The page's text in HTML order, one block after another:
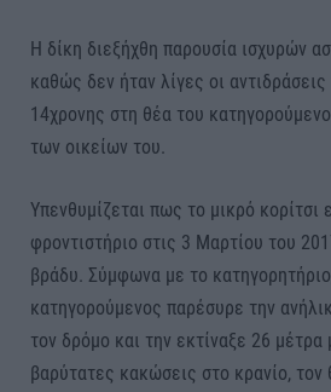
Η δίκη διεξήχθη παρουσία ισχυρών
καθώς δεν ήταν λίγες οι
14χρονης στη θέα του
των οικείων του.
Υπενθυμίζεται πως το μικρό
φροντιστήριο στις 3 Μαρτίου του
βράδυ. Σύμφωνα με το
κατηγορούμενος παρέσυρε την
τον δρόμο και την εκτίναξε 26
βαρύτατες κακώσεις στο κρανίο, τον